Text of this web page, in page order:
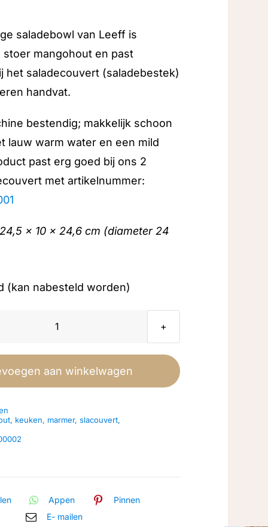
saladebowl van Leeff is
stoer mangohout en past
het saladecouvert (saladebestek)
handvat.
bestendig; makkelijk schoon
lauw warm water en een mild
past erg goed bij ons 2
met artikelnummer:
x 10 x 24,6 cm (diameter 24
(kan nabesteld worden)
Saladebowl
Leeff
aan winkelwagen
, keuken, marmer, slacouvert,
Appen
Pinnen
E- mailen